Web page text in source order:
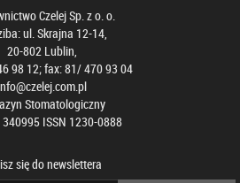
Czelej Sp. z o. o.
ul. Skrajna 12-14,
20-802 Lublin,
98 12; fax: 81/ 470 93 04
Stomatologiczny
340995 ISSN 1230-0888
się do newslettera